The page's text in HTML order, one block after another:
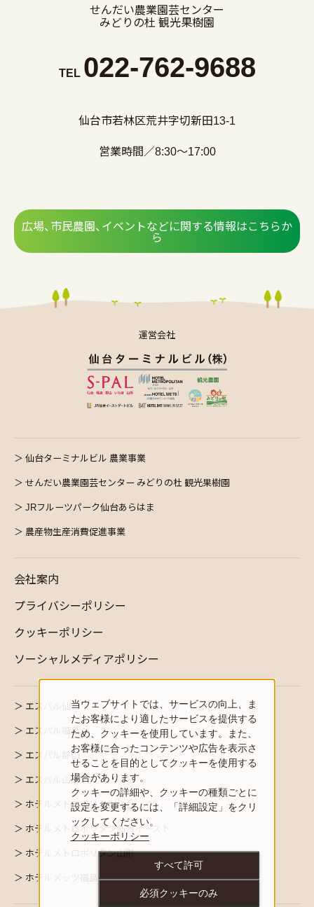
せんだい農業園芸センター
みどりの杜 観光果樹園
TEL 022-762-9688
仙台市若林区荒井字切新田13-1
営業時間／8:30～17:00
広場、市民農園、イベントなどに関する情報はこちらか
ら
運営会社
仙台ターミナルビル 農業事業
せんだい農業園芸センター みどりの杜 観光果樹園
JRフルーツパーク仙台あらはま
農産物生産消費促進事業
会社案内
プライバシーポリシー
クッキーポリシー
ソーシャルメディアポリシー
エスパル仙台
エスパル福島
エスパル郡山
エスパル山形
ホテルメトロポリタン仙台
ホテルメトロポリタン仙台イースト
ホテルメトロポリタン山形
ホテルメッツ福島
当ウェブサイトでは、サービスの向上、ま
たお客様により適したサービスを提供する
ため、クッキーを使用しています。また、
お客様に合ったコンテンツや広告を表示さ
せることを目的としてクッキーを使用する
場合があります。
クッキーの詳細や、クッキーの種類ごとに
設定を変更するには、「詳細設定」をクリ
ックしてください。
クッキーポリシー
すべて許可
必須クッキーのみ